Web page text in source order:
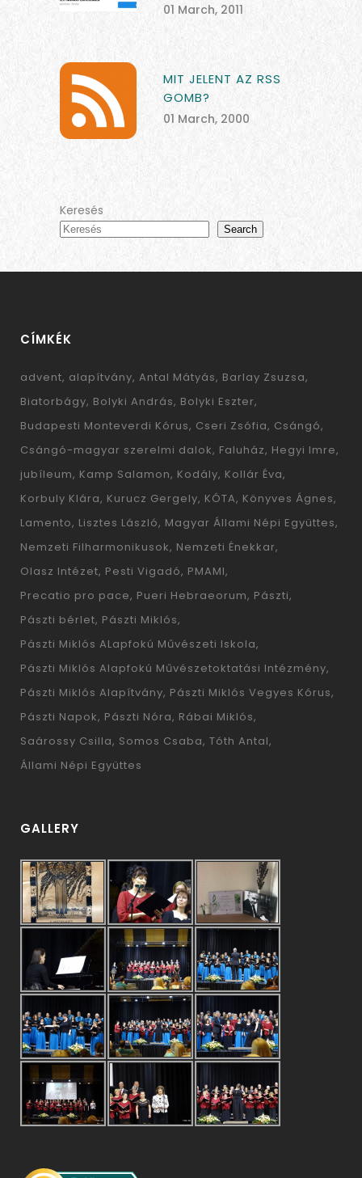
01 March, 2011
MIT JELENT AZ RSS
GOMB?
01 March, 2000
Keresés
Search
CÍMKÉK
advent alapítvány Antal Mátyás Barlay Zsuzsa
Biatorbágy Bolyki András Bolyki Eszter
Budapesti Monteverdi Kórus Cseri Zsófia Csángó
Csángó-magyar szerelmi dalok Faluház Hegyi Imre
jubíleum Kamp Salamon Kodály Kollár Éva
Korbuly Klára Kurucz Gergely KÓTA Könyves Ágnes
Lamento Lisztes László Magyar Állami Népi Együttes
Nemzeti Filharmonikusok Nemzeti Énekkar
Olasz Intézet Pesti Vigadó PMAMI
Precatio pro pace Pueri Hebraeorum Pászti
Pászti bérlet Pászti Miklós
Pászti Miklós ALapfokú Művészeti Iskola
Pászti Miklós Alapfokú Művészetoktatási Intézmény
Pászti Miklós Alapítvány Pászti Miklós Vegyes Kórus
Pászti Napok Pászti Nóra Rábai Miklós
Saárossy Csilla Somos Csaba Tóth Antal
Állami Népi Együttes
GALLERY